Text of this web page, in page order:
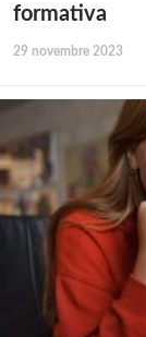
formativa
29 novembre 2023